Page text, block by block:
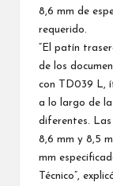
8,6 mm de
requerido.
“El patín
de los
con TD039 L,
a lo largo de
diferentes. Las
8,6 mm y 8,5
mm
Técnico”,